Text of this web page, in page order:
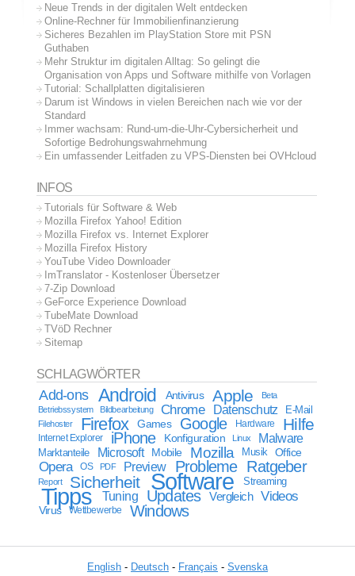
Neue Trends in der digitalen Welt entdecken
Online-Rechner für Immobilienfinanzierung
Sicheres Bezahlen im PlayStation Store mit PSN
Guthaben
Mehr Struktur im digitalen Alltag: So gelingt die
Organisation von Apps und Software mithilfe von Vorlagen
Tutorial: Schallplatten digitalisieren
Darum ist Windows in vielen Bereichen nach wie vor der
Standard
Immer wachsam: Rund-um-die-Uhr-Cybersicherheit und
Sofortige Bedrohungswahrnehmung
Ein umfassender Leitfaden zu VPS-Diensten bei OVHcloud
INFOS
Tutorials für Software & Web
Mozilla Firefox Yahoo! Edition
Mozilla Firefox vs. Internet Explorer
Mozilla Firefox History
YouTube Video Downloader
ImTranslator - Kostenloser Übersetzer
7-Zip Download
GeForce Experience Download
TubeMate Download
TVöD Rechner
Sitemap
SCHLAGWÖRTER
Add-ons Android Antivirus Apple
Beta
Betriebssystem
Bildbearbeitung Chrome Datenschutz E-Mail
Filehoster Firefox Games Google Hardware Hilfe
Internet Explorer iPhone Konfiguration Linux Malware
Marktanteile Microsoft Mobile Mozilla Musik Office
Opera OS PDF Preview Probleme Ratgeber
Report Sicherheit Software Streaming
Tipps Tuning Updates Vergleich Videos
Virus Wettbewerbe Windows
English - Deutsch - Français - Svenska